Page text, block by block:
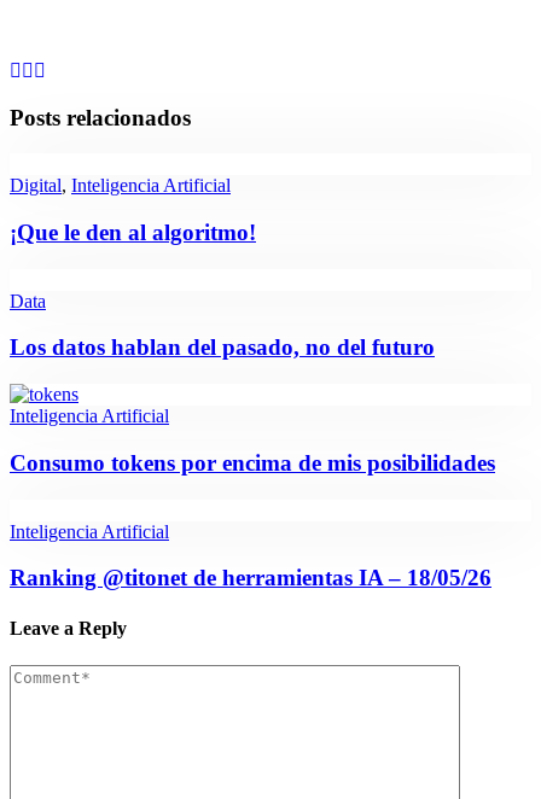
Posts relacionados
Digital, Inteligencia Artificial
¡Que le den al algoritmo!
Data
Los datos hablan del pasado, no del futuro
Inteligencia Artificial
Consumo tokens por encima de mis posibilidades
Inteligencia Artificial
Ranking @titonet de herramientas IA – 18/05/26
Leave a Reply